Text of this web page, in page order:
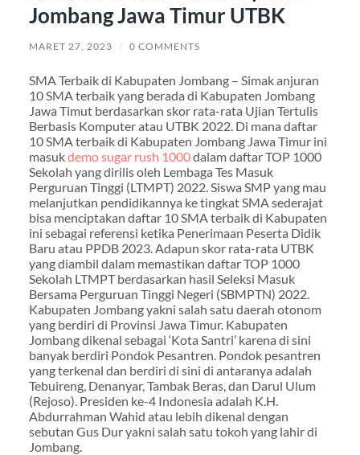
Jombang Jawa Timur UTBK
MARET 27, 2023 / 0 COMMENTS
SMA Terbaik di Kabupaten Jombang – Simak anjuran
10 SMA terbaik yang berada di Kabupaten Jombang
Jawa Timut berdasarkan skor rata-rata Ujian Tertulis
Berbasis Komputer atau UTBK 2022. Di mana daftar
10 SMA terbaik di Kabupaten Jombang Jawa Timur ini
masukdemo sugar rush 1000dalam daftar TOP 1000
Sekolah yang dirilis oleh Lembaga Tes Masuk
Perguruan Tinggi (LTMPT) 2022. Siswa SMP yang mau
melanjutkan pendidikannya ke tingkat SMA sederajat
bisa menciptakan daftar 10 SMA terbaik di Kabupaten
ini sebagai referensi ketika Penerimaan Peserta Didik
Baru atau PPDB 2023. Adapun skor rata-rata UTBK
yang diambil dalam memastikan daftar TOP 1000
Sekolah LTMPT berdasarkan hasil Seleksi Masuk
Bersama Perguruan Tinggi Negeri (SBMPTN) 2022.
Kabupaten Jombang yakni salah satu daerah otonom
yang berdiri di Provinsi Jawa Timur. Kabupaten
Jombang dikenal sebagai ‘Kota Santri’ karena di sini
banyak berdiri Pondok Pesantren. Pondok pesantren
yang terkenal dan berdiri di sini di antaranya adalah
Tebuireng, Denanyar, Tambak Beras, dan Darul Ulum
(Rejoso). Presiden ke-4 Indonesia adalah K.H.
Abdurrahman Wahid atau lebih dikenal dengan
sebutan Gus Dur yakni salah satu tokoh yang lahir di
Jombang.